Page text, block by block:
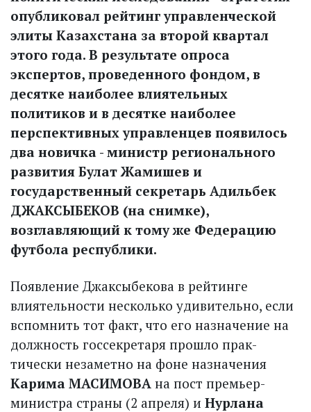
опубликовал рейтинг управленческой
элиты Казахстана за второй квартал
этого года. В результате опроса
экспертов, проведенного фондом, в
десятке наиболее влиятельных
политиков и в десятке наиболее
перспективных управленцев появилось
два новичка - министр регионального
развития Булат Жамишев и
государственный секретарь Адильбек
ДЖАКСЫБЕКОВ (на снимке),
возглавляющий к тому же Федерацию
футбола республики.
Появление Джаксыбекова в рейтинге
влиятельности несколько удивительно, если
вспомнить тот факт, что его назначение на
должность госсекретаря прошло прак­
тически незаметно на фоне назначения
Карима МАСИМОВА на пост премьер-
министра страны (2 апреля) и Нурлана